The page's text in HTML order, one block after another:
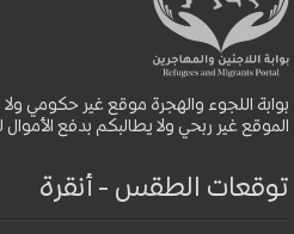
الموقع غير ربحي ولا يطالبكم بدفع
توقعات الطقس - أنقرة